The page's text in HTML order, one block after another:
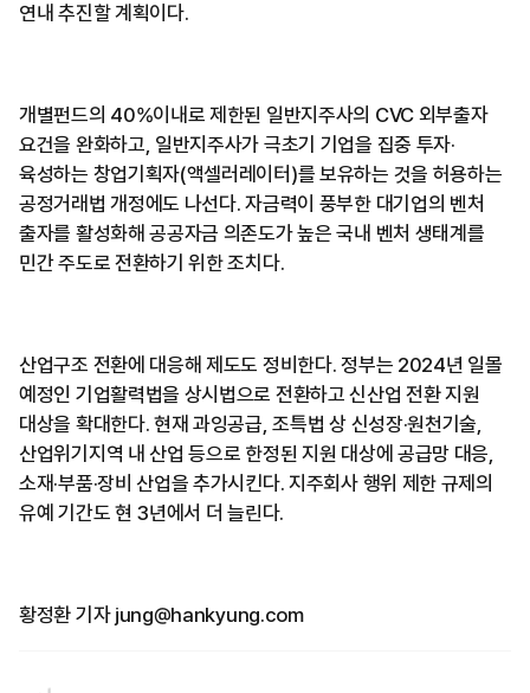
연내 추진할 계획이다.
개별펀드의 40%이내로 제한된 일반지주사의 CVC 외부출자
요건을 완화하고, 일반지주사가 극초기 기업을 집중 투자·
육성하는 창업기획자(액셀러레이터)를 보유하는 것을 허용하는
공정거래법 개정에도 나선다. 자금력이 풍부한 대기업의 벤처
출자를 활성화해 공공자금 의존도가 높은 국내 벤처 생태계를
민간 주도로 전환하기 위한 조치다.
산업구조 전환에 대응해 제도도 정비한다. 정부는 2024년 일몰
예정인 기업활력법을 상시법으로 전환하고 신산업 전환 지원
대상을 확대한다. 현재 과잉공급, 조특법 상 신성장·원천기술,
산업위기지역 내 산업 등으로 한정된 지원 대상에 공급망 대응,
소재·부품·장비 산업을 추가시킨다. 지주회사 행위 제한 규제의
유예 기간도 현 3년에서 더 늘린다.
황정환 기자 jung@hankyung.com